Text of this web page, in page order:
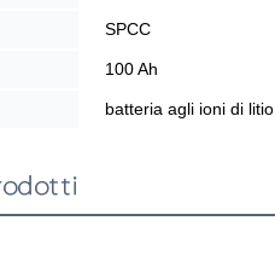
SPCC
100 Ah
batteria agli ioni di litio